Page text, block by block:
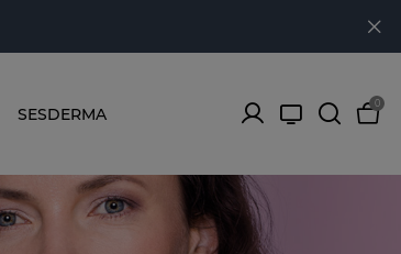
SESDERMA
0